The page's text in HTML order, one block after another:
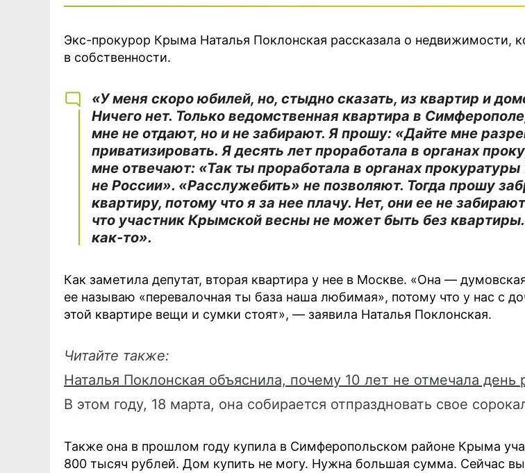
Экс-прокурор Крыма Наталья Поклонская рассказала о недвижимости,
в собственности.
«У меня скоро юбилей, но, стыдно сказать, из квартир и
Ничего нет. Только ведомственная квартира в
мне не отдают, но и не забирают. Я прошу: «Дайте мне
приватизировать. Я десять лет проработала в органах
мне отвечают: «Так ты проработала в органах прокуратуры
не России». «Расслужебить» не позволяют. Тогда прошу
квартиру, потому что я за нее плачу. Нет, они ее не
что участник Крымской весны не может быть без
как-то».
Как заметила депутат, вторая квартира у нее в Москве. «Она —
ее называю «перевалочная ты база наша любимая», потому что у нас с
этой квартире вещи и сумки стоят», — заявила Наталья Поклонская.
Читайте также:
Наталья Поклонская объяснила, почему 10 лет не отмечала день
В этом году, 18 марта, она собирается отпраздновать свое
Также она в прошлом году купила в Симферопольском районе Крыма
800 тысяч рублей. Дом купить не могу. Нужна большая сумма. Сейчас